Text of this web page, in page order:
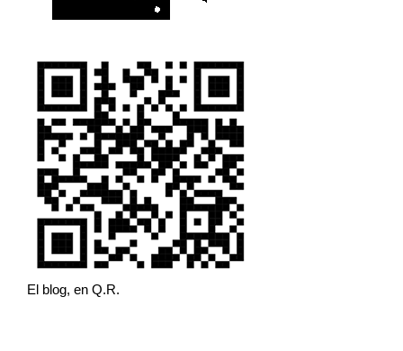
El blog, en Q.R.